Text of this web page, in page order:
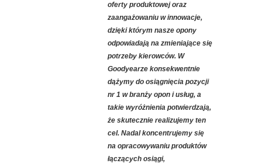
oferty produktowej oraz
zaangażowaniu w innowacje,
dzięki którym nasze opony
odpowiadają na zmieniające się
potrzeby kierowców. W
Goodyearze konsekwentnie
dążymy do osiągnięcia pozycji
nr 1 w branży opon i usług, a
takie wyróżnienia potwierdzają,
że skutecznie realizujemy ten
cel. Nadal koncentrujemy się
na opracowywaniu produktów
łączących osiągi,